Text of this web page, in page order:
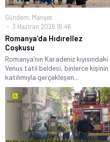
Gündem, Manşet
3 Haziran 2026 16:46
Romanya’da Hıdırellez
Coşkusu
Romanya’nın Karadeniz kıyısındaki
Venus tatil beldesi, binlerce kişinin
katılımıyla gerçekleşen...